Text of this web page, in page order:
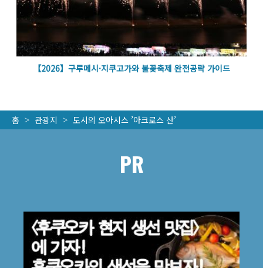
【2026】구루메시·지쿠고가와 불꽃축제 완전공략 가이드
홈 관광지 도시의 오아시스 ’아크로스 산’
PR